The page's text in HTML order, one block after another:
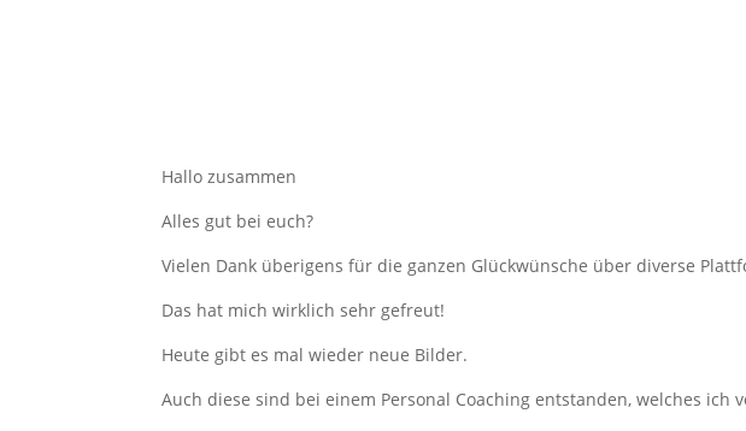
Hallo zusammen
Alles gut bei euch?
Vielen Dank überigens für die ganzen Glückwünsche über diverse
Das hat mich wirklich sehr gefreut!
Heute gibt es mal wieder neue Bilder.
Auch diese sind bei einem Personal Coaching entstanden, welches ich